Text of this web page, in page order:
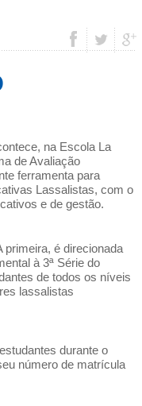
na Escola La
de Avaliação
ferramenta para
Lassalistas, com o
e de gestão.
primeira, é direcionada
à 3ª Série do
de todos os níveis
lassalistas
durante o
número de matrícula